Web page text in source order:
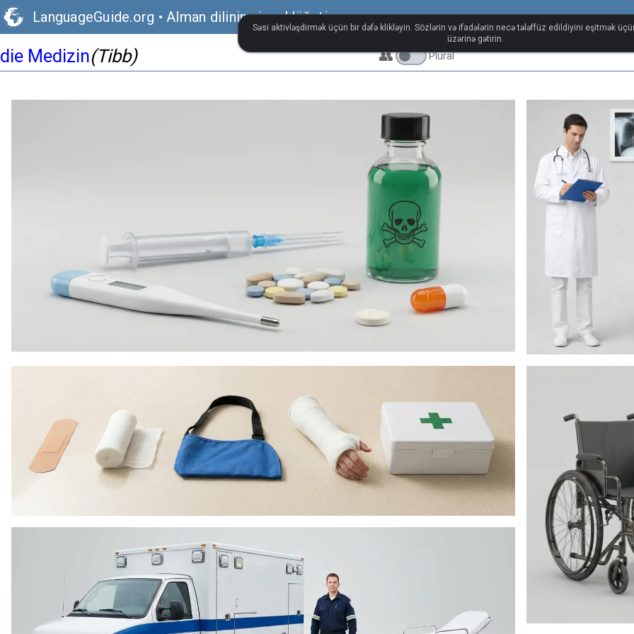
LanguageGuide.org • Alman dilinin vizual lüğəti
die Medizin(Tibb) 👥 Plural
Səsi aktivləşdirmək üçün bir dəfə klikləyin. Sözlərin və ifadələrin necə tələffüz edildiyini eşitmək
üzərinə gətirin.